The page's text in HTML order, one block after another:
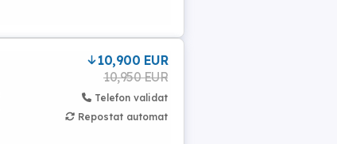
10,900 EUR
10,950 EUR
Telefon validat
Repostat automat